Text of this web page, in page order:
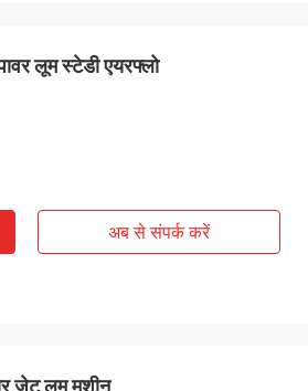
लूम स्टेडी एयरफ्लो
अब से संपर्क करें
जेट लूम मशीन